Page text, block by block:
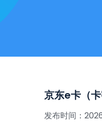
京东e卡（
发布时间：